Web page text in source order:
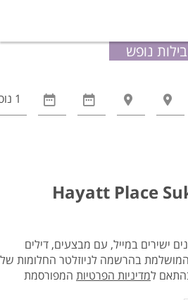
נופש
Hayatt Place
ישירים במייל, עם מבצעים, דילים
בהרשמה לניוזלטר החלומות של
למדיניות הפרטיות המפורסמת